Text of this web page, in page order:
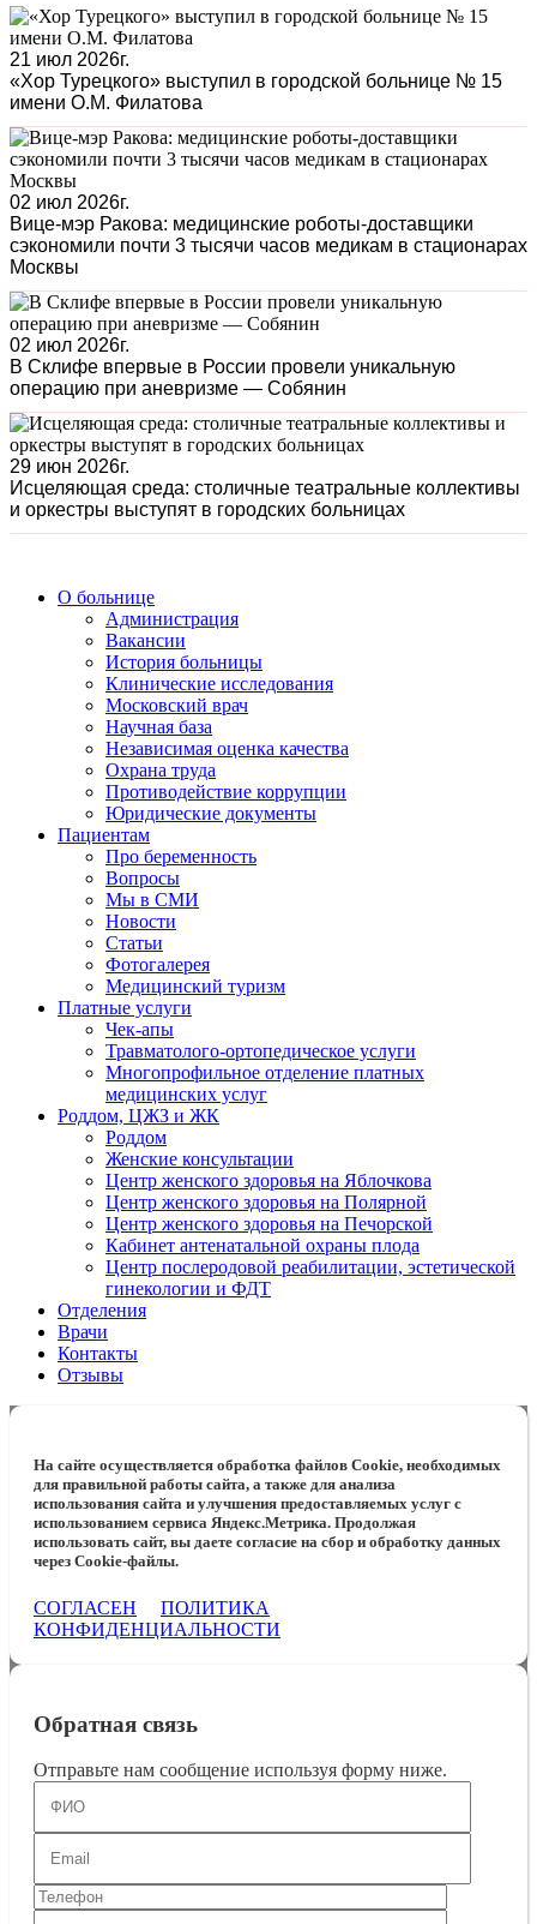
21 июл 2026г.
«Хор Турецкого» выступил в городской больнице № 15
имени О.М. Филатова
02 июл 2026г.
Вице-мэр Ракова: медицинские роботы-доставщики
сэкономили почти 3 тысячи часов медикам в стационарах
Москвы
02 июл 2026г.
В Склифе впервые в России провели уникальную
операцию при аневризме — Собянин
29 июн 2026г.
Исцеляющая среда: столичные театральные коллективы
и оркестры выступят в городских больницах
О больнице
Администрация
Вакансии
История больницы
Клинические исследования
Московский врач
Научная база
Независимая оценка качества
Охрана труда
Противодействие коррупции
Юридические документы
Пациентам
Про беременность
Вопросы
Мы в СМИ
Новости
Статьи
Фотогалерея
Медицинский туризм
Платные услуги
Чек-апы
Травматолого-ортопедическое услуги
Многопрофильное отделение платных
медицинских услуг
Роддом, ЦЖЗ и ЖК
Роддом
Женские консультации
Центр женского здоровья на Яблочкова
Центр женского здоровья на Полярной
Центр женского здоровья на Печорской
Кабинет антенатальной охраны плода
Центр послеродовой реабилитации, эстетической
гинекологии и ФДТ
Отделения
Врачи
Контакты
Отзывы
На сайте осуществляется обработка файлов Cookie, необходимых
для правильной работы сайта, а также для анализа
использования сайта и улучшения предоставляемых услуг с
использованием сервиса Яндекс.Метрика. Продолжая
использовать сайт, вы даете согласие на сбор и обработку данных
через Cookie-файлы.
СОГЛАСЕН
ПОЛИТИКА
КОНФИДЕНЦИАЛЬНОСТИ
Обратная связь
Отправьте нам сообщение используя форму ниже.